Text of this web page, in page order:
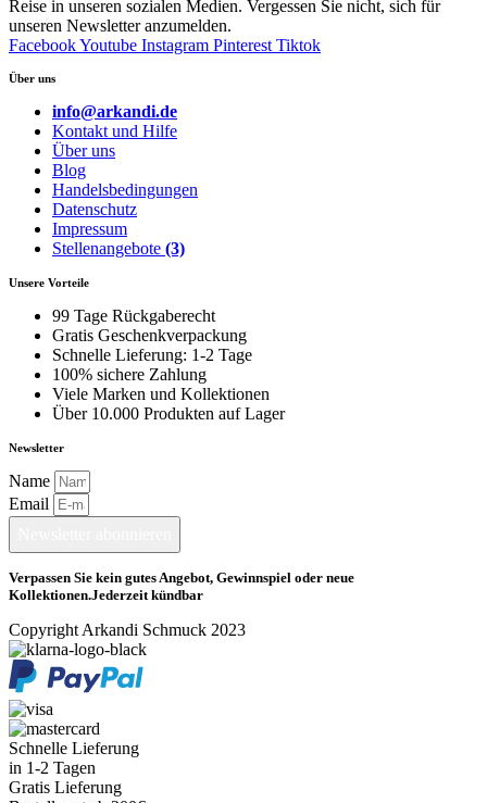
Reise in unseren sozialen Medien. Vergessen Sie nicht, sich für
unseren Newsletter anzumelden.
FacebookYoutube Instagram Pinterest Tiktok
Über uns
info@arkandi.de
Kontakt und Hilfe
Über uns
Blog
Handelsbedingungen
Datenschutz
Impressum
Stellenangebote (3)
Unsere Vorteile
99 Tage Rückgaberecht
Gratis Geschenkverpackung
Schnelle Lieferung: 1-2 Tage
100% sichere Zahlung
Viele Marken und Kollektionen
Über 10.000 Produkten auf Lager
Newsletter
Name
Email
Verpassen Sie kein gutes Angebot, Gewinnspiel oder neue
Kollektionen.Jederzeit kündbar
Copyright Arkandi Schmuck 2023
Schnelle Lieferung
in 1-2 Tagen
Gratis Lieferung